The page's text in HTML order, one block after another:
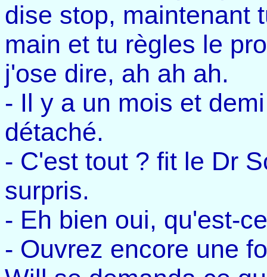
dise stop, maintenant
main et tu règles le
j'ose dire, ah ah ah.
- Il y a un mois et
détaché.
- C'est tout ? fit le Dr
surpris.
- Eh bien oui, qu'est-
- Ouvrez encore une